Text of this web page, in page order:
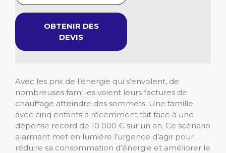
OBTENIR DES
DEVIS
Avec les prix de l’énergie qui s’envolent, de
nombreuses familles voient leurs factures de
chauffage atteindre des sommets. Une famille
avec cinq enfants a récemment fait face à une
dépense record de 10 000 € sur un an. Ce scénario
alarmant met en lumière l’urgence d’agir pour
réduire sa consommation d’énergie et améliorer le